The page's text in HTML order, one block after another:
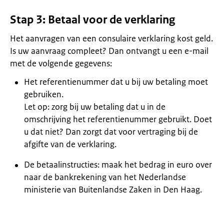
Stap 3: Betaal voor de verklaring
Het aanvragen van een consulaire verklaring kost geld.
Is uw aanvraag compleet? Dan ontvangt u een e-mail
met de volgende gegevens:
Het referentienummer dat u bij uw betaling moet
gebruiken.
Let op: zorg bij uw betaling dat u in de
omschrijving het referentienummer gebruikt. Doet
u dat niet? Dan zorgt dat voor vertraging bij de
afgifte van de verklaring.
De betaalinstructies: maak het bedrag in euro over
naar de bankrekening van het Nederlandse
ministerie van Buitenlandse Zaken in Den Haag.